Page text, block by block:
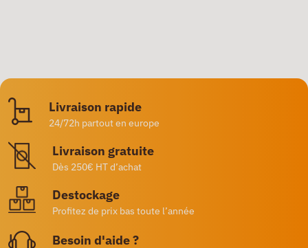
Livraison rapide
24/72h partout en europe
Livraison gratuite
Dès 250€ HT d’achat
Destockage
Profitez de prix bas toute l’année
Besoin d'aide ?